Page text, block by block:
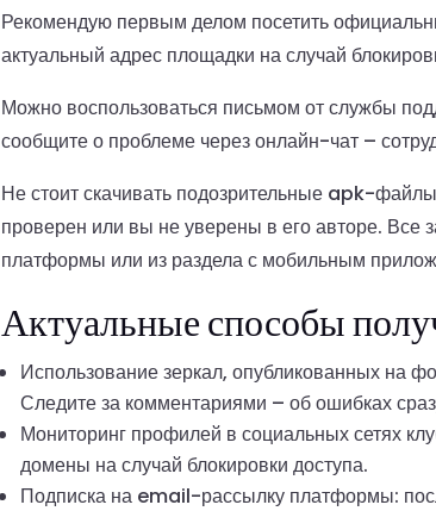
Рекомендую первым делом посетить
актуальный адрес площадки на случай
Можно воспользоваться письмом от службы
сообщите о проблеме через онлайн-чат –
Не стоит скачивать подозрительные apk-
проверен или вы не уверены в его авторе. Все
платформы или из раздела с мобильным
Актуальные способы
Использование зеркал, опубликованных
Следите за комментариями – об ошибках
Мониторинг профилей в социальных сетях
домены на случай блокировки доступа.
Подписка на email-рассылку платформы: